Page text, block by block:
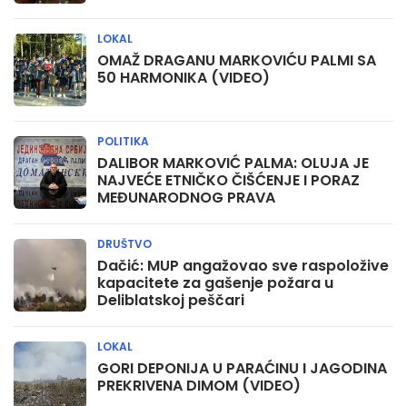
OMAŽ DRAGANU MARKOVIĆU PALMI SA
50 HARMONIKA (VIDEO)
LOKAL
DALIBOR MARKOVIĆ PALMA: OLUJA JE
NAJVEĆE ETNIČKO ČIŠĆENJE I PORAZ
MEĐUNARODNOG PRAVA
POLITIKA
Dačić: MUP angažovao sve raspoložive
kapacitete za gašenje požara u
Deliblatskoj peščari
DRUŠTVO
GORI DEPONIJA U PARAĆINU I JAGODINA
PREKRIVENA DIMOM (VIDEO)
LOKAL